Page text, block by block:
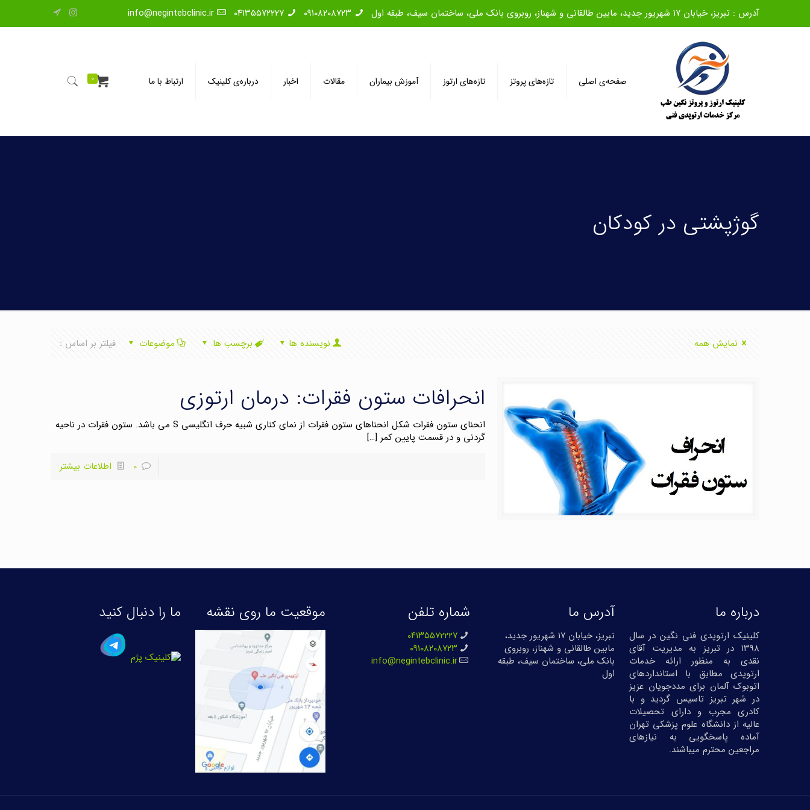
آدرس : تبریز، خیابان ۱۷ شهریور جدید، مابین طالقانی و شهناز، روبروی بانک ملی، ساختمان سیف، طبقه اول ۰۹۱۰۸۲۰۸۷۲۳ ۰۴۱۳۵۵۷۲۲۲۷ info@negintebclinic.ir
صفحه‌ی اصلی تازه‌های پروتز تازه‌های ارتوز آموزش بیماران مقالات اخبار درباره‌ی کلینیک ارتباط با ما 0
گوژپشتی در کودکان
فیلتر بر اساس : موضوعات برچسب ها نویسنده ها نمایش همه
انحرافات ستون فقرات: درمان ارتوزی
انحنای ستون فقرات شکل انحناهای ستون فقرات از نمای کناری شبیه حرف انگلیسی S می باشد. ستون فقرات در ناحیه
گردنی و در قسمت پایین کمر […]
0
اطلاعات بیشتر
درباره ما
کلینیک ارتوپدی فنی نگین در سال
۱۳۹۸ در تبریز به مدیریت آقای
نقدی به منظور ارائه خدمات
ارتوپدی مطابق با استانداردهای
اتوبوک آلمان برای مددجویان عزیز
در شهر تبریز تاسیس گردید و با
کادری مجرب و دارای تحصیلات
عالیه از دانشگاه علوم پزشکی تهران
آماده پاسخگویی به نیازهای
مراجعین محترم میباشند.
آدرس ما
تبریز، خیابان ۱۷ شهریور جدید،
مابین طالقانی و شهناز، روبروی
بانک ملی، ساختمان سیف، طبقه
اول
شماره تلفن
۰۴۱۳۵۵۷۲۲۲۷
۰۹۱۰۸۲۰۸۷۲۳
info@negintebclinic.ir
موقعیت ما روی نقشه ما را دنبال کنید